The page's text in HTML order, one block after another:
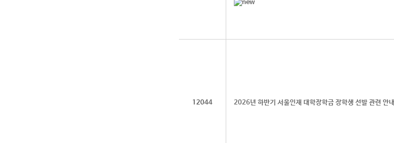
12044 2026년 하반기 서울인재 대학장학금 장학생 선발 관련 안내